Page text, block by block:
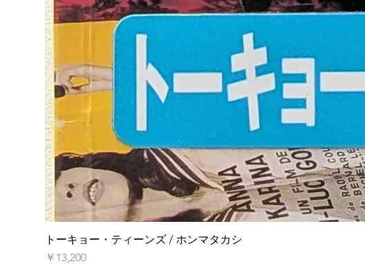
トーキョー・ティーンズ / ホンマタカシ
価格
￥13,200